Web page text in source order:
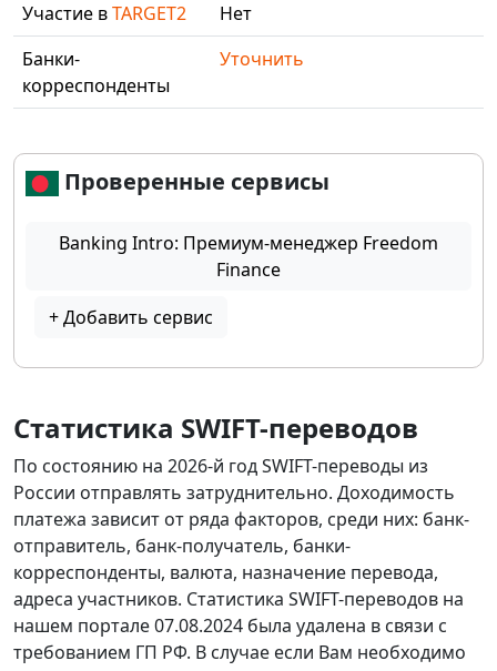
Участие вTARGET2
Нет
Банки-
корреспонденты
Уточнить
Проверенные сервисы
Banking Intro: Премиум-менеджер Freedom
Finance
+ Добавить сервис
Статистика SWIFT-переводов
По состоянию на 2026-й год SWIFT-переводы из
России отправлять затруднительно. Доходимость
платежа зависит от ряда факторов, среди них: банк-
отправитель, банк-получатель, банки-
корреспонденты, валюта, назначение перевода,
адреса участников. Статистика SWIFT-переводов на
нашем портале 07.08.2024 была удалена в связи с
требованием ГП РФ. В случае если Вам необходимо